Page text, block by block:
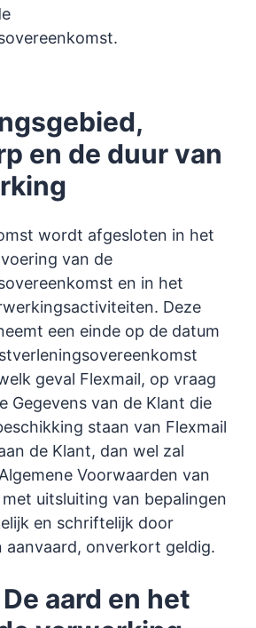
en de duur van
wordt afgesloten in het
van de
en in het
Deze
een einde op de datum
geval Flexmail, op vraag
Gegevens van de Klant die
staan van Flexmail
de Klant, dan wel zal
Voorwaarden van
uitsluiting van bepalingen
en schriftelijk door
aanvaard, onverkort geldig.
aard en het